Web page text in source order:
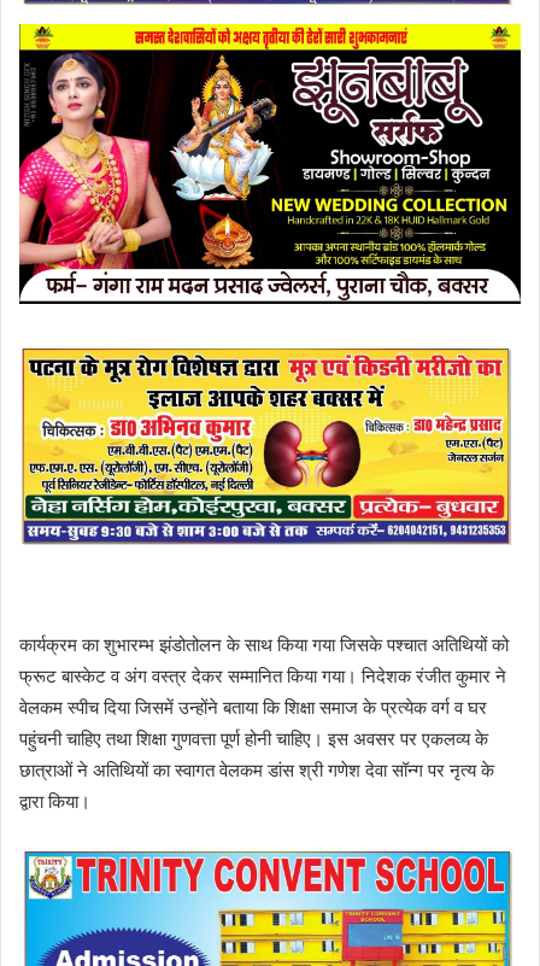
कार्यक्रम का शुभारम्भ झंडोतोलन के साथ किया गया जिसके पश्चात अतिथियों को
फ्रूट बास्केट व अंग वस्त्र देकर सम्मानित किया गया। निदेशक रंजीत कुमार ने
वेलकम स्पीच दिया जिसमें उन्होंने बताया कि शिक्षा समाज के प्रत्येक वर्ग व घर
पहुंचनी चाहिए तथा शिक्षा गुणवत्ता पूर्ण होनी चाहिए। इस अवसर पर एकलव्य के
छात्राओं ने अतिथियों का स्वागत वेलकम डांस श्री गणेश देवा सॉन्ग पर नृत्य के
द्वारा किया।